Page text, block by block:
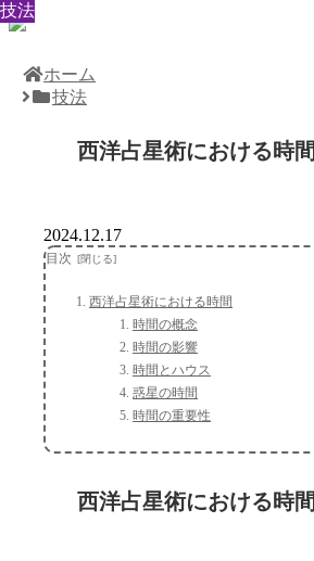
ホーム
技法
西洋占星術における時間
技法
2024.12.17
目次
西洋占星術における時間
時間の概念
時間の影響
時間とハウス
惑星の時間
時間の重要性
西洋占星術における時間
技法
技法
技法
技法
技法
技法
技法
技法